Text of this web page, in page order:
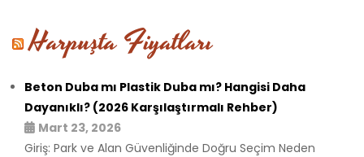
Harpuşta Fiyatları
Beton Duba mı Plastik Duba mı? Hangisi Daha
Dayanıklı? (2026 Karşılaştırmalı Rehber)
Mart 23, 2026
Giriş: Park ve Alan Güvenliğinde Doğru Seçim Neden